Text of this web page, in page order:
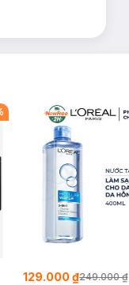
129.000 ₫249.000 ₫